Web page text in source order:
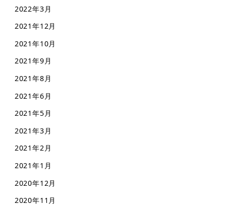
2022年3月
2021年12月
2021年10月
2021年9月
2021年8月
2021年6月
2021年5月
2021年3月
2021年2月
2021年1月
2020年12月
2020年11月